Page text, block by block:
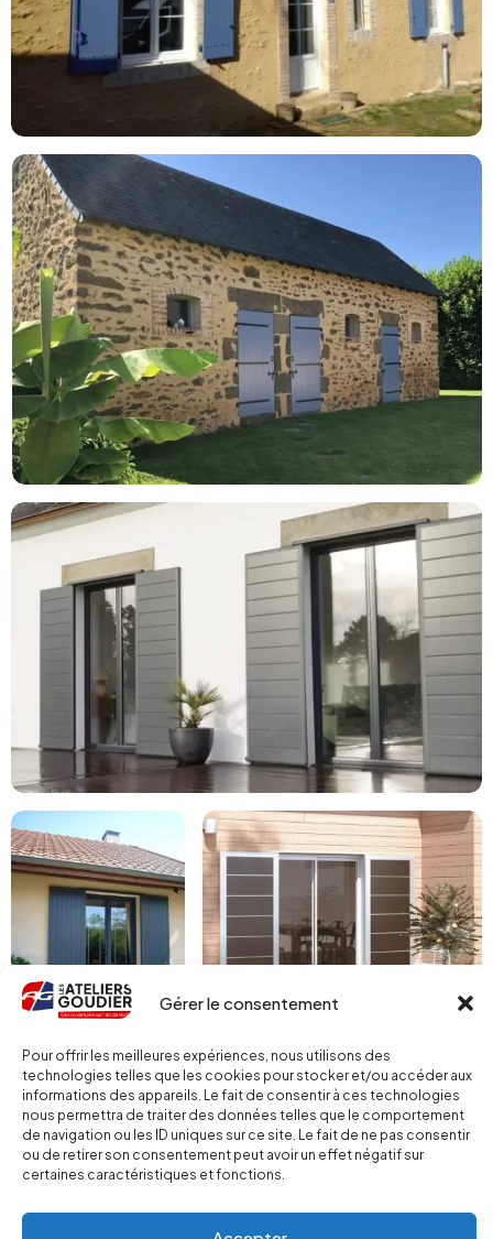
Gérer le consentement
Pour offrir les meilleures expériences, nous utilisons des
technologies telles que les cookies pour stocker et/ou accéder aux
informations des appareils. Le fait de consentir à ces technologies
nous permettra de traiter des données telles que le comportement
de navigation ou les ID uniques sur ce site. Le fait de ne pas consentir
ou de retirer son consentement peut avoir un effet négatif sur
certaines caractéristiques et fonctions.